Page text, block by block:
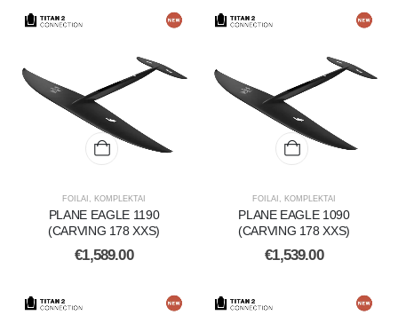
FOILAI KOMPLEKTAI
PLANE EAGLE 1190
(CARVING 178 XXS)
€1,589.00
FOILAI KOMPLEKTAI
PLANE EAGLE 1090
(CARVING 178 XXS)
€1,539.00